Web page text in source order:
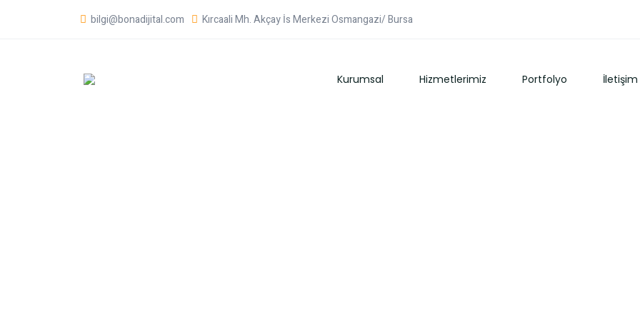
bilgi@bonadijital.com Kırcaali Mh. Akçay İs Merkezi Osmangazi/ Bursa
Kurumsal Hizmetlerimiz Portfolyo İletişim